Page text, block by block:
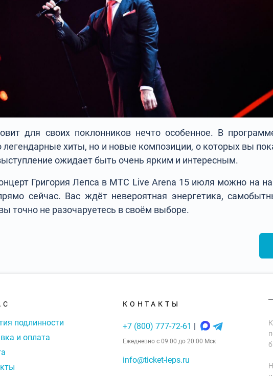
для своих поклонников нечто особенное. В
легендарные хиты, но и новые композиции, о которых вы
ожидает быть очень ярким и интересным.
Григория Лепса в МТС Live Arena 15 июля можно на
сейчас. Вас ждёт невероятная энергетика,
точно не разочаруетесь в своём выборе.
подлинности
и оплата
КОНТАКТЫ
+7 (800) 777-72-61 |
Ежедневно с 09:00 до 20:00 Мск
info@ticket-leps.ru